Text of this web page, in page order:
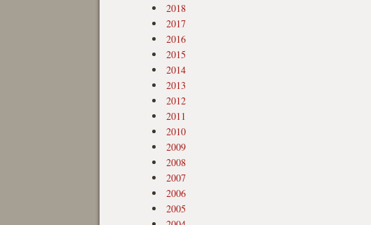
2018
2017
2016
2015
2014
2013
2012
2011
2010
2009
2008
2007
2006
2005